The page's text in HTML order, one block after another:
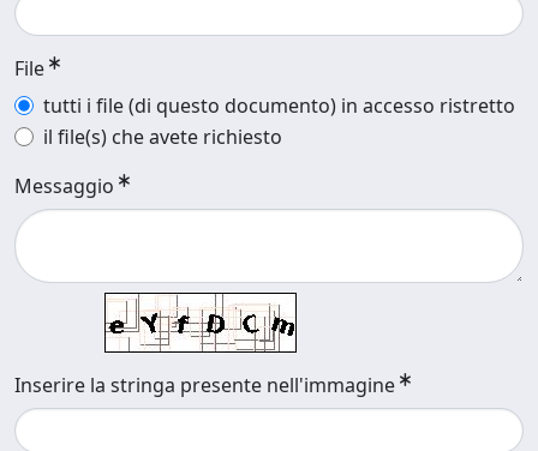
File
tutti i file (di questo documento) in accesso ristretto
il file(s) che avete richiesto
Messaggio
Inserire la stringa presente nell'immagine